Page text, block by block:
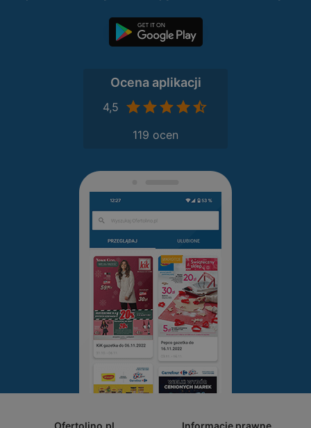
Ocena aplikacji
4,5
119 ocen
Ofertolino.pl Informacje prawne